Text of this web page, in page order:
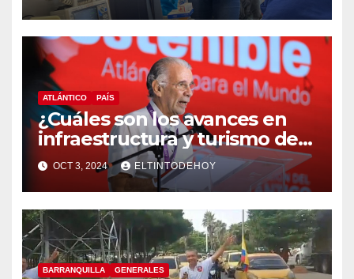
ATLÁNTICO PAÍS
¿Cuáles son los avances en
infraestructura y turismo del
Atlántico? Gobernador
responde
OCT 3, 2024 ELTINTODEHOY
BARRANQUILLA GENERALES